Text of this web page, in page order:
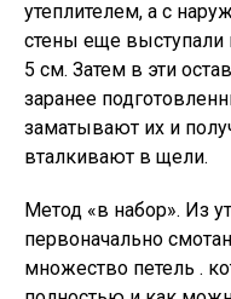
утеплителем, а с
стены еще выступали
5 см. Затем в эти
заранее
заматывают их и
вталкивают в щели.
Метод «в набор». Из
первоначально
множество петель .